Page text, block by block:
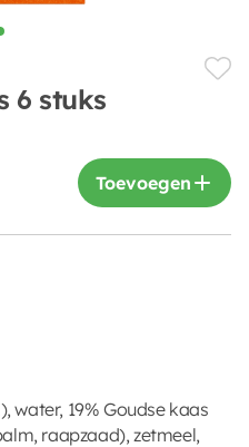
6 stuks
Toevoegen
water, 19% Goudse kaas
raapzaad), zetmeel,